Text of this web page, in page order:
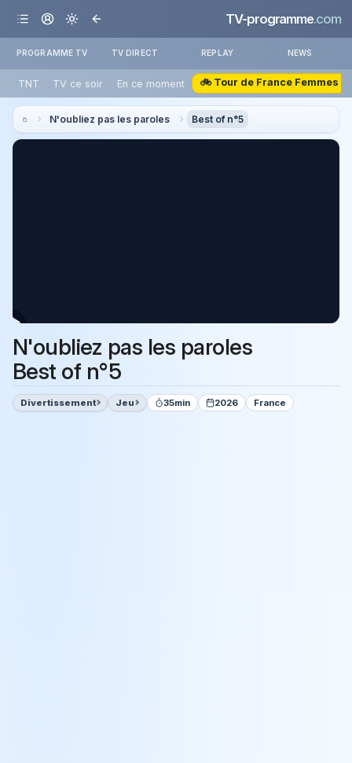
TV-programme.com
PROGRAMME TV TV DIRECT REPLAY NEWS
TNT TV ce soir En ce moment 🚲 Tour de France Femmes
N'oubliez pas les paroles Best of n°5
N'oubliez pas les paroles
Best of n°5
Divertissement Jeu 35min 2026 France